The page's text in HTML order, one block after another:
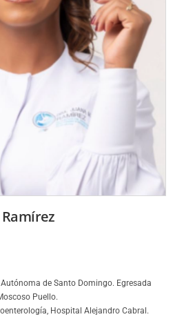
de Santo Domingo. Egresada
Puello.
Hospital Alejandro Cabral.